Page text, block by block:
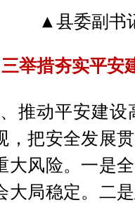
▲县委副书
三举措夯实平安
推动平安建
，把安全发展
大风险。一是
大局稳定。二